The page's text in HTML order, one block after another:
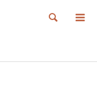
検索